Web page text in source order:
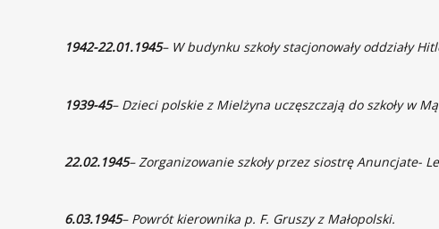
1942-22.01.1945– W budynku szkoły stacjonowały oddziały
1939-45– Dzieci polskie z Mielżyna uczęszczają do szkoły w
22.02.1945– Zorganizowanie szkoły przez siostrę Anuncjate-
6.03.1945– Powrót kierownika p. F. Gruszy z Małopolski.